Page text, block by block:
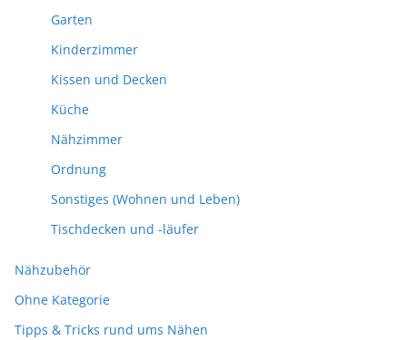
Garten
Kinderzimmer
Kissen und Decken
Küche
Nähzimmer
Ordnung
Sonstiges (Wohnen und Leben)
Tischdecken und -läufer
Nähzubehör
Ohne Kategorie
Tipps & Tricks rund ums Nähen